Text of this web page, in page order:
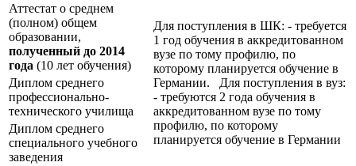
Аттестат о среднем
(полном) общем
образовании,
полученный до 2014
года (10 лет обучения)
Для поступления в ШК: - требуется
1 год обучения в аккредитованном
вузе по тому профилю, по
которому планируется обучение в
Германии. Для поступления в вуз:
- требуются 2 года обучения в
аккредитованном вузе по тому
профилю, по которому
планируется обучение в Германии
Диплом среднего
профессионально-
технического училища
Диплом среднего
специального учебного
заведения